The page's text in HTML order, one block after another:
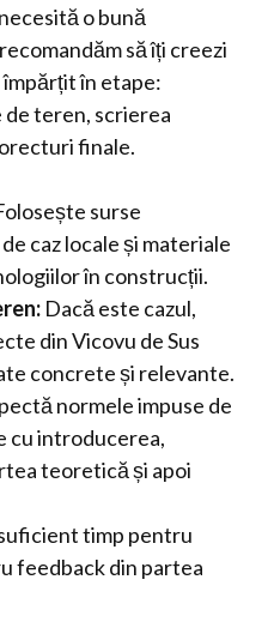
o bună
să îți creezi
în etape:
teren, scrierea
finale.
surse
caz locale și materiale
în construcții.
Dacă este cazul,
din Vicovu de Sus
concrete și relevante.
normele impuse de
cu introducerea,
teoretică și apoi
timp pentru
feedback din partea